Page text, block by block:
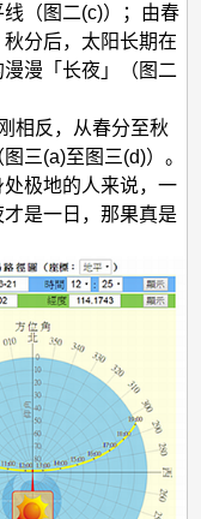
（图二(c)）；由春
分后，太阳长期在
漫「长夜」（图二
相反，从春分至秋
三(a)至图三(d)）。
极地的人来说，一
是一日，那果真是